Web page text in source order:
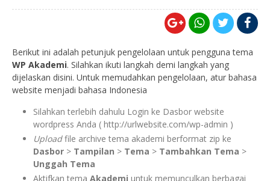
Berikut ini adalah petunjuk pengelolaan untuk pengguna tema
WP Akademi. Silahkan ikuti langkah demi langkah yang
dijelaskan disini. Untuk memudahkan pengelolaan, atur bahasa
website menjadi bahasa Indonesia
Silahkan terlebih dahulu Login ke Dasbor website
wordpress Anda ( http://urlwebsite.com/wp-admin )
Uploadfile archive tema akademi berformat zip ke
Dasbor > Tampilan > Tema > Tambahkan Tema >
Unggah Tema
Aktifkan tema Akademi untuk memunculkan berbagai